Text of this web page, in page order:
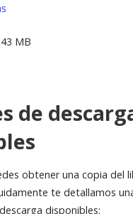
MB
de
obtener una copia del
te detallamos
disponibles: